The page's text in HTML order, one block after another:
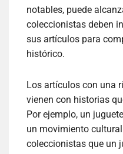
notables, puede
coleccionistas deben
sus artículos para
histórico.
Los artículos con una
vienen con historias
Por ejemplo, un
un movimiento
coleccionistas que un